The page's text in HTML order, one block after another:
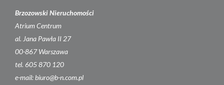
Brzozowski Nieruchomości
Atrium Centrum
al. Jana Pawła II 27
00-867 Warszawa
tel. 605 870 120
e-mail: biuro@b-n.com.pl